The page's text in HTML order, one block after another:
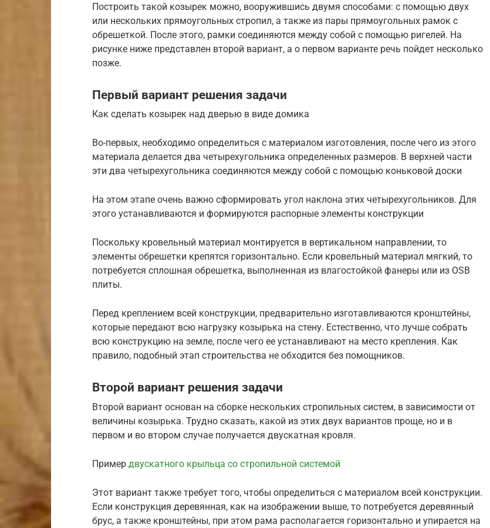
Построить такой козырек можно, вооружившись двумя способами: с помощью двух
или нескольких прямоугольных стропил, а также из пары прямоугольных рамок с
обрешеткой. После этого, рамки соединяются между собой с помощью ригелей. На
рисунке ниже представлен второй вариант, а о первом варианте речь пойдет несколько
позже.
Первый вариант решения задачи
Как сделать козырек над дверью в виде домика
Во-первых, необходимо определиться с материалом изготовления, после чего из этого
материала делается два четырехугольника определенных размеров. В верхней части
эти два четырехугольника соединяются между собой с помощью коньковой доски
На этом этапе очень важно сформировать угол наклона этих четырехугольников. Для
этого устанавливаются и формируются распорные элементы конструкции
Поскольку кровельный материал монтируется в вертикальном направлении, то
элементы обрешетки крепятся горизонтально. Если кровельный материал мягкий, то
потребуется сплошная обрешетка, выполненная из влагостойкой фанеры или из OSB
плиты.
Перед креплением всей конструкции, предварительно изготавливаются кронштейны,
которые передают всю нагрузку козырька на стену. Естественно, что лучше собрать
всю конструкцию на земле, после чего ее устанавливают на место крепления. Как
правило, подобный этап строительства не обходится без помощников.
Второй вариант решения задачи
Второй вариант основан на сборке нескольких стропильных систем, в зависимости от
величины козырька. Трудно сказать, какой из этих двух вариантов проще, но и в
первом и во втором случае получается двускатная кровля.
Пример двускатного крыльца со стропильной системой
Этот вариант также требует того, чтобы определиться с материалом всей конструкции.
Если конструкция деревянная, как на изображении выше, то потребуется деревянный
брус, а также кронштейны, при этом рама располагается горизонтально и упирается на